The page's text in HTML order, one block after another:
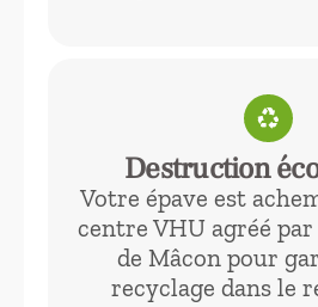
recycling
Destruction
Votre épave est
centre VHU agréé
de Mâcon pour
recyclage dans le